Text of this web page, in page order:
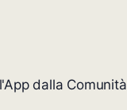
dalla Comunità